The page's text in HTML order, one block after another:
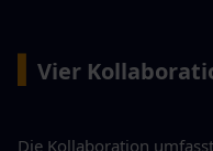
Vier
Die Kollaboration